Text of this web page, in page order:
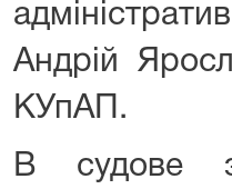
Андрій
КУпАП.
В судове